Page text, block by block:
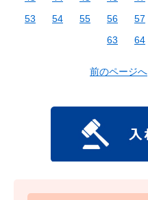
53
54 55 56 57
63
64
前のページへ